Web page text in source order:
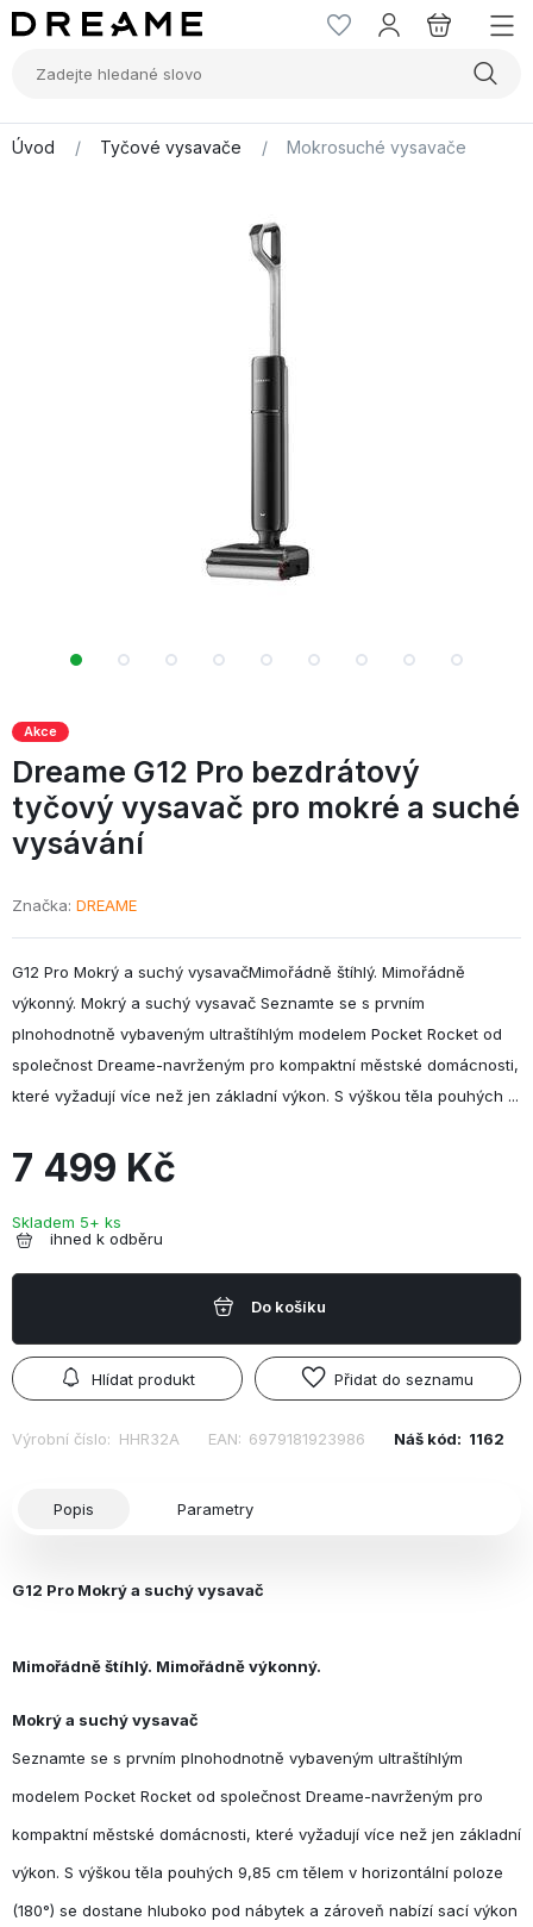
Úvod / Tyčové vysavače / Mokrosuché vysavače
Akce
Dreame G12 Pro bezdrátový
tyčový vysavač pro mokré a suché
vysávání
Značka DREAME
G12 Pro Mokrý a suchý vysavačMimořádně štíhlý. Mimořádně
výkonný. Mokrý a suchý vysavač Seznamte se s prvním
plnohodnotně vybaveným ultraštíhlým modelem Pocket Rocket od
společnost Dreame-navrženým pro kompaktní městské domácnosti,
které vyžadují více než jen základní výkon. S výškou těla pouhých ...
7 499 Kč
Skladem 5+ ks
ihned k odběru
Do košíku
Hlídat produkt Přidat do seznamu
Výrobní číslo: HHR32A EAN: 6979181923986 Náš kód: 1162
Popis Parametry
G12 Pro Mokrý a suchý vysavač
Mimořádně štíhlý. Mimořádně výkonný.
Mokrý a suchý vysavač
Seznamte se s prvním plnohodnotně vybaveným ultraštíhlým
modelem Pocket Rocket od společnost Dreame-navrženým pro
kompaktní městské domácnosti, které vyžadují více než jen základní
výkon. S výškou těla pouhých 9,85 cm tělem v horizontální poloze
(180°) se dostane hluboko pod nábytek a zároveň nabízí sací výkon